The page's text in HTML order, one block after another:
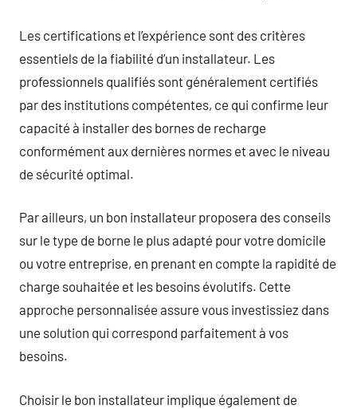
Les certifications et l’expérience sont des critères
essentiels de la fiabilité d’un installateur. Les
professionnels qualifiés sont généralement certifiés
par des institutions compétentes, ce qui confirme leur
capacité à installer des bornes de recharge
conformément aux dernières normes et avec le niveau
de sécurité optimal.
Par ailleurs, un bon installateur proposera des conseils
sur le type de borne le plus adapté pour votre domicile
ou votre entreprise, en prenant en compte la rapidité de
charge souhaitée et les besoins évolutifs. Cette
approche personnalisée assure vous investissiez dans
une solution qui correspond parfaitement à vos
besoins.
Choisir le bon installateur implique également de